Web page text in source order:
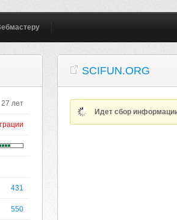
27 лет
431
550
SCIFUN.ORG
Идет сбор